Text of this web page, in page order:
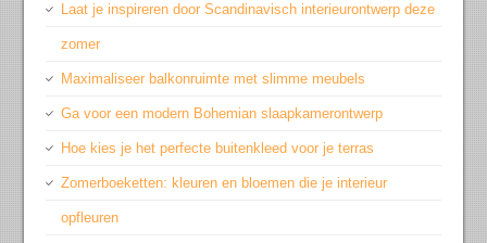
Laat je inspireren door Scandinavisch interieurontwerp deze
zomer
Maximaliseer balkonruimte met slimme meubels
Ga voor een modern Bohemian slaapkamerontwerp
Hoe kies je het perfecte buitenkleed voor je terras
Zomerboeketten: kleuren en bloemen die je interieur
opfleuren